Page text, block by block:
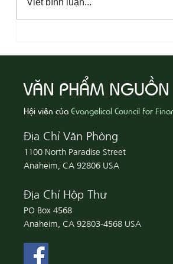
08-07 Nhân Từ Và Chân Thật
Viết bình luận...
VĂN PHẨM
Hội viên củaEvangelical Council for
Địa Chỉ Văn Phòng
1100 North Paradise Street
Anaheim, CA 92806 USA
Địa Chỉ Hộp Thư
PO Box 4568
Anaheim, CA 92803-4568 USA